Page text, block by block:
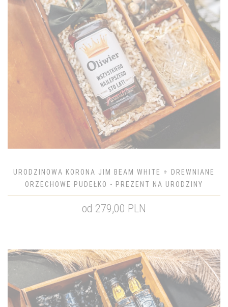
URODZINOWA KORONA JIM BEAM WHITE + DREWNIANE
ORZECHOWE PUDEŁKO - PREZENT NA URODZINY
od 279,00 PLN